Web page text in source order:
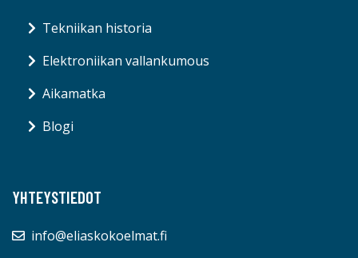
Tekniikan historia
Elektroniikan vallankumous
Aikamatka
Blogi
YHTEYSTIEDOT
info@eliaskokoelmat.fi